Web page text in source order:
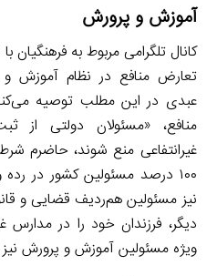
آموزش و پرورش
کانال تلگرامی مربوط به فرهنگیان
تعارض منافع در نظام آموزش
عبدی در این مطلب توصیه
منافع، «مسئولان دولتی از
۱۰۰ درصد مسئولین کشور در
نیز مسئولین هم‌ردیف قضایی و
دیگر، فرزندان خود را در مدارس
ویژه مسئولین آموزش و پرورش